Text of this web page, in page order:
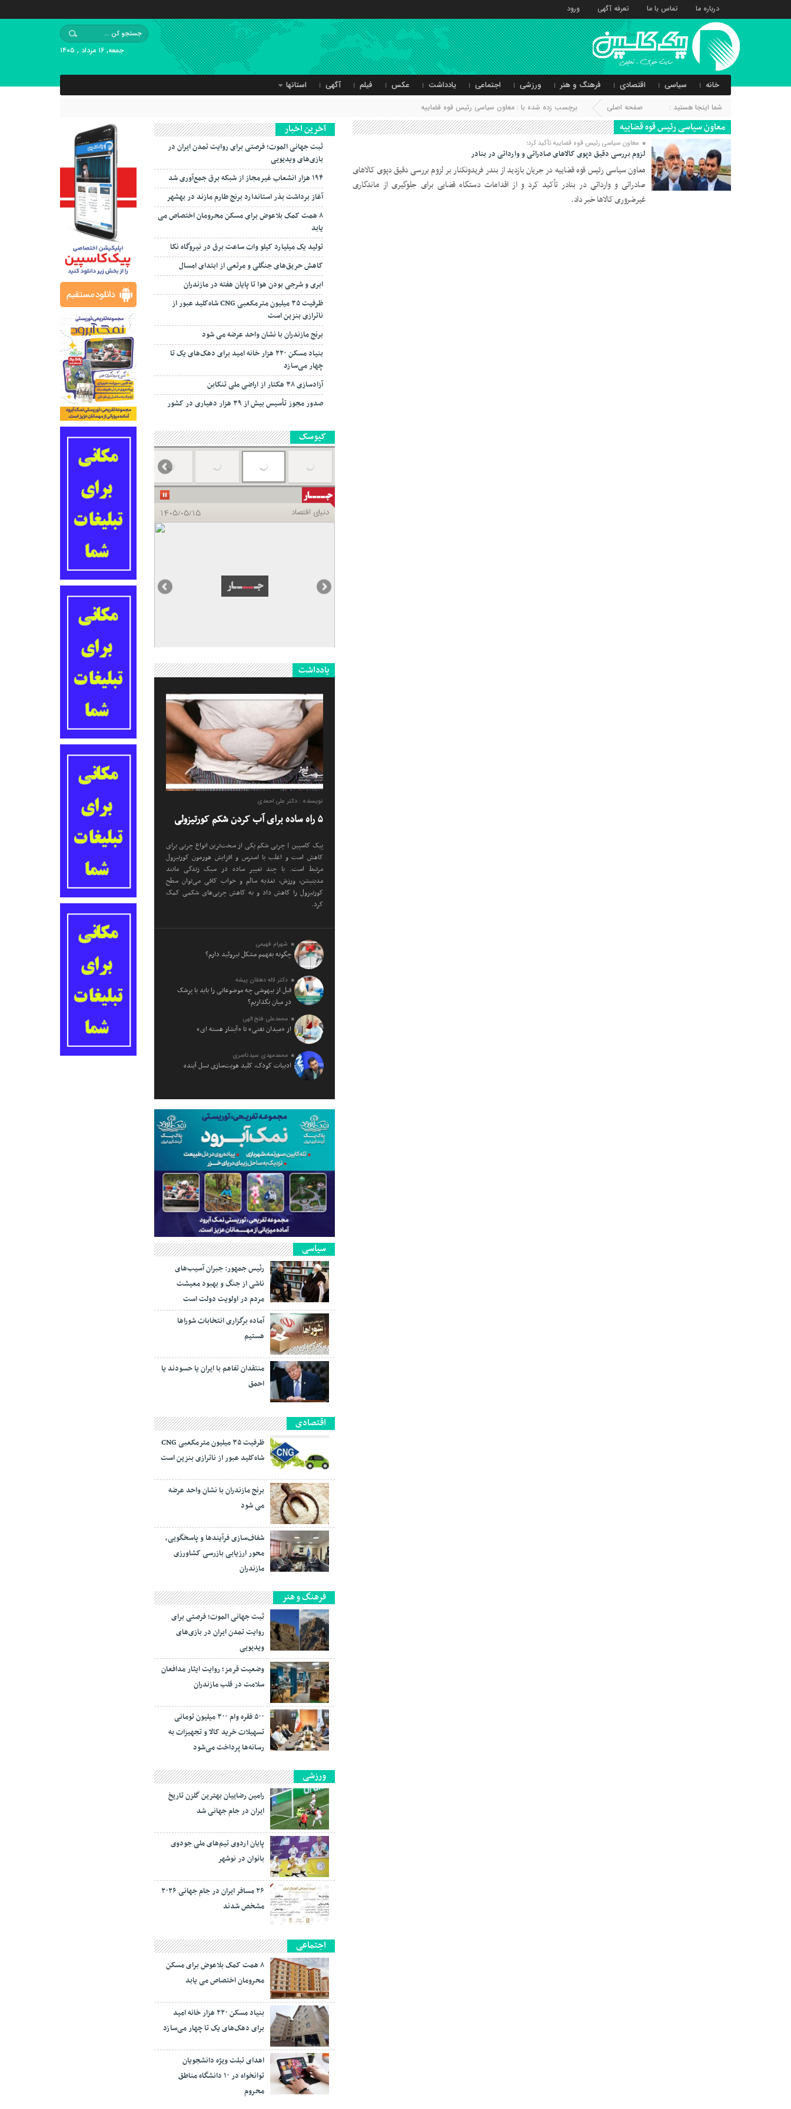
درباره ما تماس با ما تعرفه آگهی ورود
جمعه, ۱۶ مرداد , ۱۴۰۵
خانه سیاسی اقتصادی فرهنگ و هنر ورزشی اجتماعی یادداشت عکس فیلم آگهی استانها
شما اینجا هستید : صفحه اصلی برچسب زده شده با : معاون سیاسی رئیس قوه قضاییه
معاون سیاسی رئیس قوه قضاییه
26 اردیبهشت 1404
معاون سیاسی رئیس قوه قضاییه تأکید کرد؛
لزوم بررسی دقیق دپوی کالاهای صادراتی و وارداتی در بنادر
معاون سیاسی رئیس قوه قضاییه در جریان بازدید از بندر فریدونکنار بر لزوم بررسی دقیق دپوی کالاهای
صادراتی و وارداتی در بنادر تأکید کرد و از اقدامات دستگاه قضایی برای جلوگیری از ماندگاری
غیرضروری کالاها خبر داد.
آخرین اخبار
ثبت جهانی الموت؛ فرصتی برای روایت تمدن ایران در
بازی‌های ویدیویی
۱۹۴ هزار انشعاب غیرمجاز از شبکه برق جمع‌آوری شد
آغاز برداشت بذر استاندارد برنج طارم مازند در بهشهر
۸ همت کمک بلاعوض برای مسکن محرومان اختصاص می
یابد
تولید یک میلیارد کیلو وات ساعت برق در نیروگاه نکا
کاهش حریق‌های جنگلی و مرتعی از ابتدای امسال
ابری و شرجی بودن هوا تا پایان هفته در مازندران
ظرفیت ۳۵ میلیون مترمکعبی CNG شاه‌کلید عبور از
ناترازی بنزین است
برنج مازندران با نشان واحد عرضه می شود
بنیاد مسکن ۲۲۰ هزار خانه امید برای دهک‌های یک تا
چهار می‌سازد
آزادسازی ۳۸ هکتار از اراضی ملی تنکابن
صدور مجوز تأسیس بیش از ۳۹ هزار دهیاری در کشور
کیوسک
یادداشت
نویسنده : دکتر علی احمدی
۵ راه ساده برای آب کردن شکم کورتیزولی
پیک کاسپین | چربی شکم یکی از سخت‌ترین انواع چربی برای
کاهش است و اغلب با استرس و افزایش هورمون کورتیزول
مرتبط است. با چند تغییر ساده در سبک زندگی مانند
مدیتیشن، ورزش، تغذیه سالم و خواب کافی می‌توان سطح
کورتیزول را کاهش داد و به کاهش چربی‌های شکمی کمک
کرد.
شهرام فهیمی
چگونه بفهمم مشکل تیروئید دارم؟
دکتر لاله دهقان پیشه
قبل از بیهوشی چه موضوعاتی را باید با پزشک
در میان بگذاریم؟
محمدعلی فتح الهی
از «میدان نفتی» تا «آبشار هسته ای»
محمدمهدی سیدناصری
ادبیات کودک، کلید هویت‌سازی نسل آینده
سیاسی
رئیس جمهور: جبران آسیب‌های
ناشی از جنگ و بهبود معیشت
مردم در اولویت دولت است
آماده برگزاری انتخابات شورا‌ها
هستیم
منتقدان تفاهم با ایران یا حسودند یا
احمق
اقتصادی
ظرفیت ۳۵ میلیون مترمکعبی CNG
شاه‌کلید عبور از ناترازی بنزین است
برنج مازندران با نشان واحد عرضه
می شود
شفاف‌سازی فرآیند‌ها و پاسخگویی،
محور ارزیابی بازرسی کشاورزی
مازندران
فرهنگ و هنر
ثبت جهانی الموت؛ فرصتی برای
روایت تمدن ایران در بازی‌های
ویدیویی
وضعیت قرمز؛ روایت ایثار مدافعان
سلامت در قلب مازندران
۵۰۰ فقره وام ۳۰۰ میلیون تومانی
تسهیلات خرید کالا و تجهیزات به
رسانه‌ها پرداخت می‌شود
ورزشی
رامین رضاییان بهترین گلزن تاریخ
ایران در جام جهانی شد
پایان اردوی تیم‌های ملی جودوی
بانوان در نوشهر
۲۶ مسافر ایران در جام جهانی ۲۰۲۶
مشخص شدند
اجتماعی
۸ همت کمک بلاعوض برای مسکن
محرومان اختصاص می یابد
بنیاد مسکن ۲۲۰ هزار خانه امید
برای دهک‌های یک تا چهار می‌سازد
اهدای تبلت ویژه دانشجویان
توانخواه در ۱۰ دانشگاه مناطق
محروم